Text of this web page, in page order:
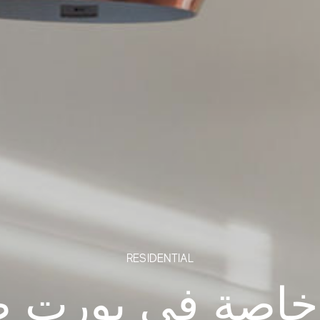
RESIDENTIAL
في